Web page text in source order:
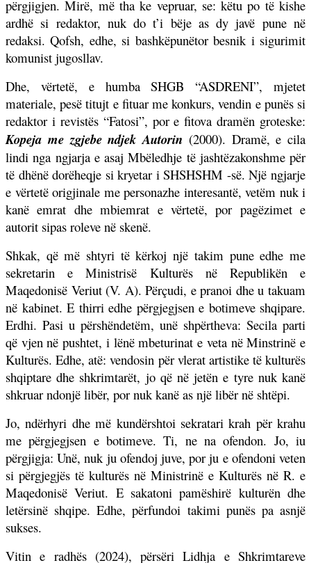
përgjigjen. Mirë, më tha ke vepruar, se: këtu po të kishe
ardhë si redaktor, nuk do t’i bëje as dy javë pune në
redaksi. Qofsh, edhe, si bashkëpunëtor besnik i sigurimit
komunist jugosllav.
Dhe, vërtetë, e humba SHGB “ASDRENI”, mjetet
materiale, pesë titujt e fituar me konkurs, vendin e punës si
redaktor i revistës “Fatosi”, por e fitova dramën groteske:
Kopeja me zgjebe ndjek Autorin (2000). Dramë, e cila
lindi nga ngjarja e asaj Mbëledhje të jashtëzakonshme për
të dhënë dorëheqje si kryetar i SHSHSHM -së. Një ngjarje
e vërtetë origjinale me personazhe interesantë, vetëm nuk i
kanë emrat dhe mbiemrat e vërtetë, por pagëzimet e
autorit sipas roleve në skenë.
Shkak, që më shtyri të kërkoj një takim pune edhe me
sekretarin e Ministrisë Kulturës në Republikën e
Maqedonisë Veriut (V. A). Përçudi, e pranoi dhe u takuam
në kabinet. E thirri edhe përgjegjsen e botimeve shqipare.
Erdhi. Pasi u përshëndetëm, unë shpërtheva: Secila parti
që vjen në pushtet, i lënë mbeturinat e veta në Minstrinë e
Kulturës. Edhe, atë: vendosin për vlerat artistike të kulturës
shqiptare dhe shkrimtarët, jo që në jetën e tyre nuk kanë
shkruar ndonjë libër, por nuk kanë as një libër në shtëpi.
Jo, ndërhyri dhe më kundërshtoi sekratari krah për krahu
me përgjegjsen e botimeve. Ti, ne na ofendon. Jo, iu
përgjigja: Unë, nuk ju ofendoj juve, por ju e ofendoni veten
si përgjegjës të kulturës në Ministrinë e Kulturës në R. e
Maqedonisë Veriut. E sakatoni pamëshirë kulturën dhe
letërsinë shqipe. Edhe, përfundoi takimi punës pa asnjë
sukses.
Vitin e radhës (2024), përsëri Lidhja e Shkrimtareve